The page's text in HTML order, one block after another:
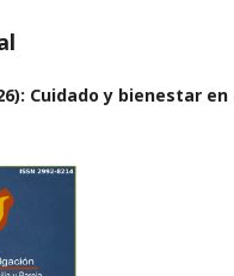
Cuidado y bienestar